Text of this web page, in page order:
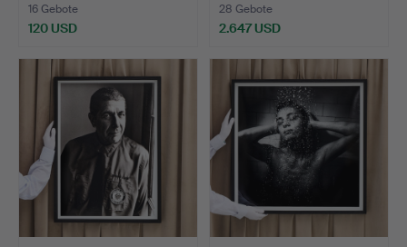
16 Gebote
120 USD
28 Gebote
2.647 USD